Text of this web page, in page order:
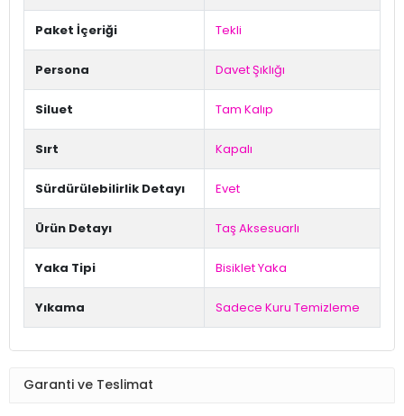
Paket İçeriği Tekli
Persona Davet Şıklığı
Siluet Tam Kalıp
Sırt Kapalı
Sürdürülebilirlik Detayı Evet
Ürün Detayı Taş Aksesuarlı
Yaka Tipi Bisiklet Yaka
Yıkama Sadece Kuru Temizleme
Garanti ve Teslimat